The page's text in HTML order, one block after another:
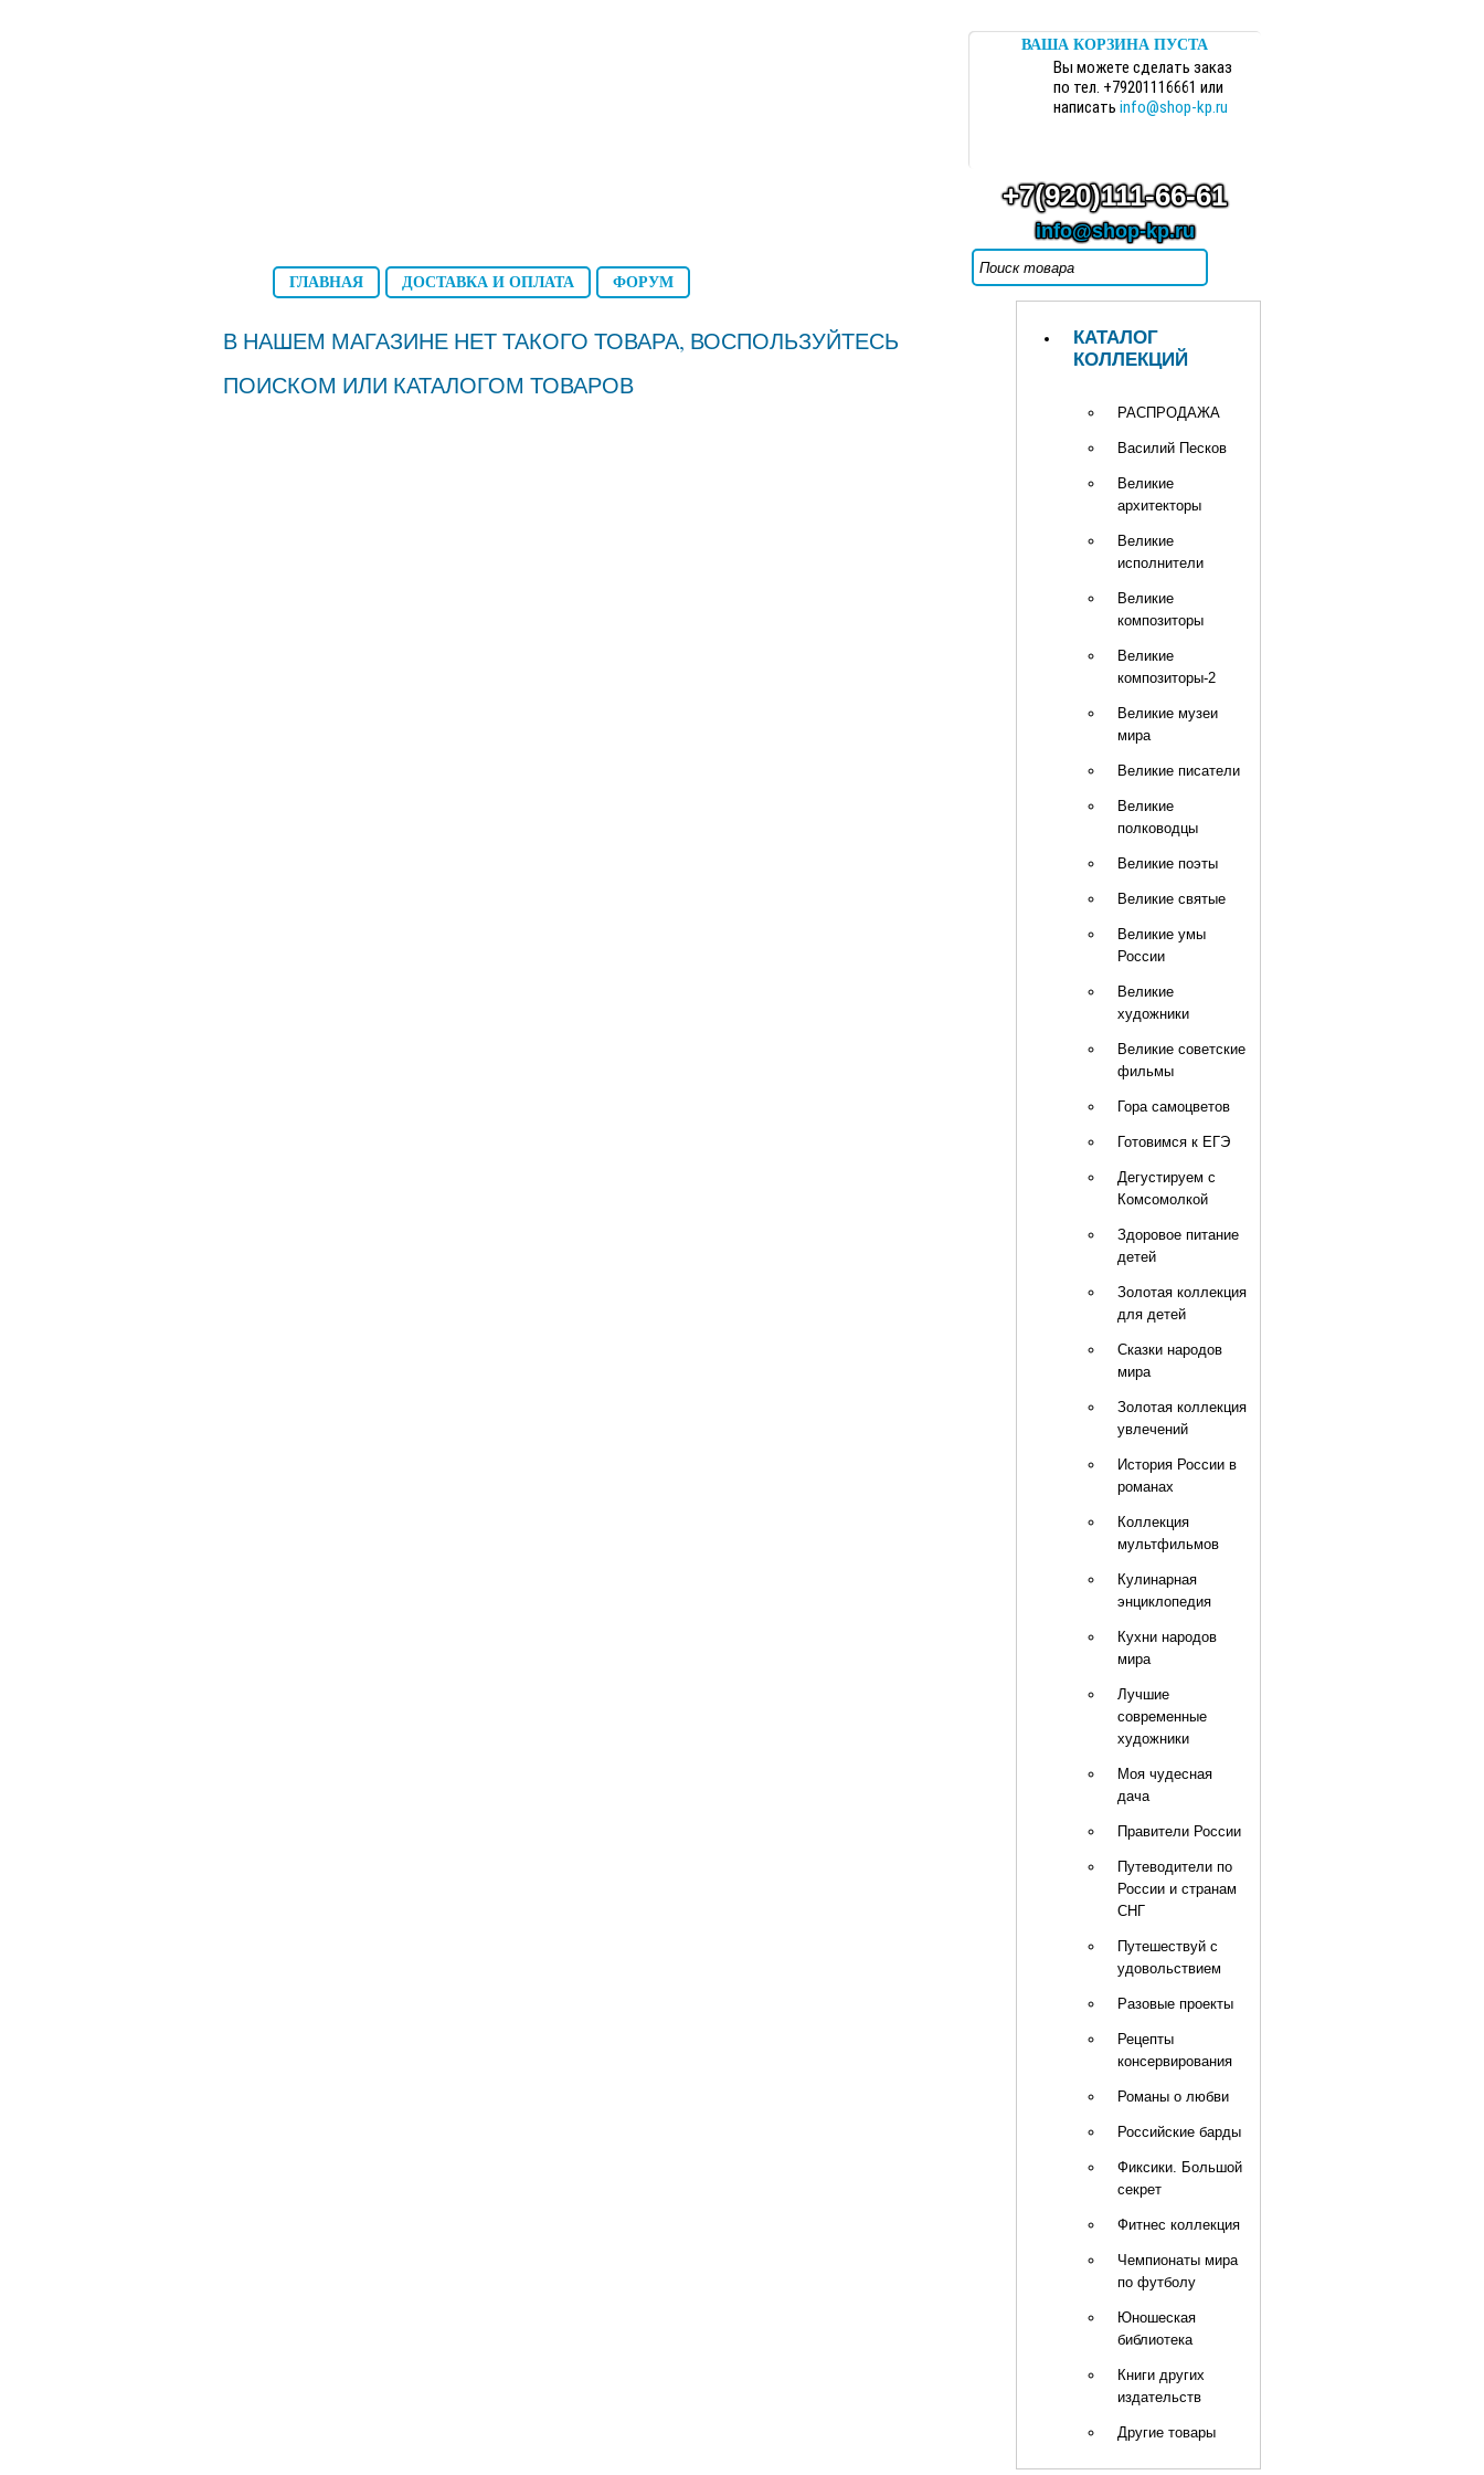
ГЛАВНАЯ ДОСТАВКА И ОПЛАТА ФОРУМ
+7(920)111-66-61
info@shop-kp.ru
КАТАЛОГ
КОЛЛЕКЦИЙ
РАСПРОДАЖА
Василий Песков
Великие
архитекторы
Великие
исполнители
Великие
композиторы
Великие
композиторы-2
Великие музеи
мира
Великие писатели
Великие
полководцы
Великие поэты
Великие святые
Великие умы
России
Великие
художники
Великие советские
фильмы
Гора самоцветов
Готовимся к ЕГЭ
Дегустируем с
Комсомолкой
Здоровое питание
детей
Золотая коллекция
для детей
Сказки народов
мира
Золотая коллекция
увлечений
История России в
романах
Коллекция
мультфильмов
Кулинарная
энциклопедия
Кухни народов
мира
Лучшие
современные
художники
Моя чудесная
дача
Правители России
Путеводители по
России и странам
СНГ
Путешествуй с
удовольствием
Разовые проекты
Рецепты
консервирования
Романы о любви
Российские барды
Фиксики. Большой
секрет
Фитнес коллекция
Чемпионаты мира
по футболу
Юношеская
библиотека
Книги других
издательств
Другие товары
ВАША КОРЗИНА ПУСТА
Вы можете сделать заказ
по тел. +79201116661 или
написать info@shop-kp.ru
В НАШЕМ МАГАЗИНЕ НЕТ ТАКОГО ТОВАРА, ВОСПОЛЬЗУЙТЕСЬ
ПОИСКОМ ИЛИ КАТАЛОГОМ ТОВАРОВ